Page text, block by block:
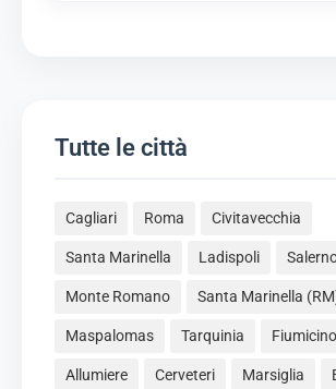
Tutte le città
Cagliari Roma Civitavecchia
Santa Marinella Ladispoli
Monte Romano Santa Marinella
Maspalomas Tarquinia Fiumicino
Allumiere Cerveteri Marsiglia